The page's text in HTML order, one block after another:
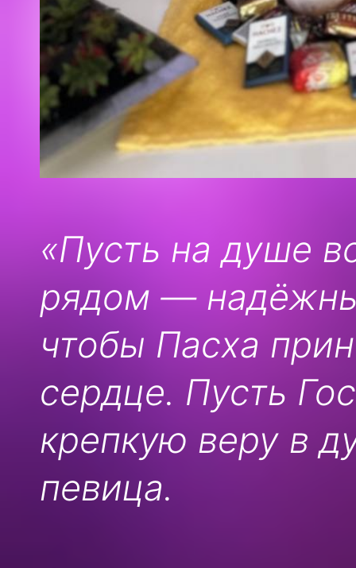
«Пусть на душе
рядом —
чтобы Пасха
сердце. Пусть
крепкую веру в
певица.